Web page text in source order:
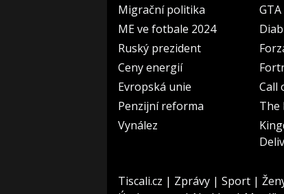
Migrační politika
ME ve fotbale 2024
Ruský prezident
Ceny energií
Evropská unie
Penzijní reforma
Vynález
GTA
Call
The
Tiscali.cz | Zprávy | Sport |